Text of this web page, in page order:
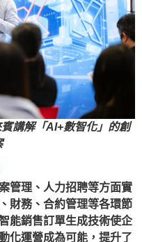
講解「AI+數智化」的創
管理、人力招聘等方面實
財務、合約管理等各環節
能銷售訂單生成技術使企
化運營成為可能，提升了